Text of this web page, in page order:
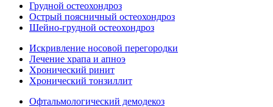
Грудной остеохондроз
Острый поясничный остеохондроз
Шейно-грудной остеохондроз
Искривление носовой перегородки
Лечение храпа и апноэ
Хронический ринит
Хронический тонзиллит
Офтальмологический демодекоз